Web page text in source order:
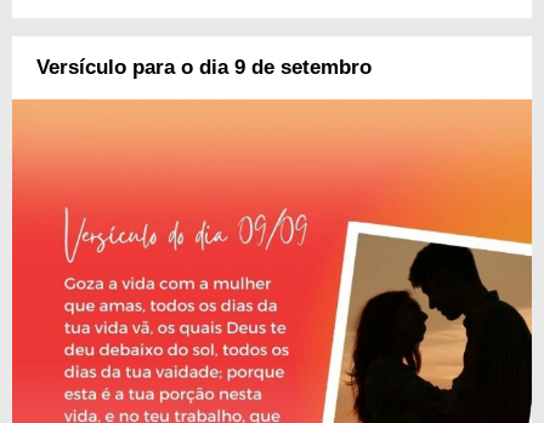
Versículo para o dia 9 de setembro